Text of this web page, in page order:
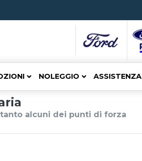
NOLEGGIO ASSISTENZA
alcuni dei punti di forza